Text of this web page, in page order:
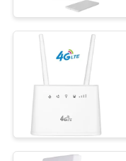
โรงงาน
ควบคุม
คุณภาพ
ติดต่อ
LTE เ